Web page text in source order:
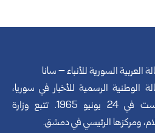
العربية السورية للأنباء – سانا
الوطنية الرسمية للأخبار في سوريا،
تأسست في 24 يونيو 1965. تتبع وزارة
ومركزها الرئيسي في دمشق.